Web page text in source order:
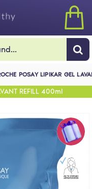
POSAY LIPIKAR GEL
REFILL 400ml